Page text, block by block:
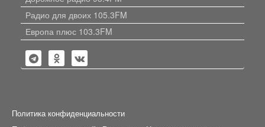
Радио для двоих 105.3FM
Европа плюс 103.3FM
Политика конфиденциальности